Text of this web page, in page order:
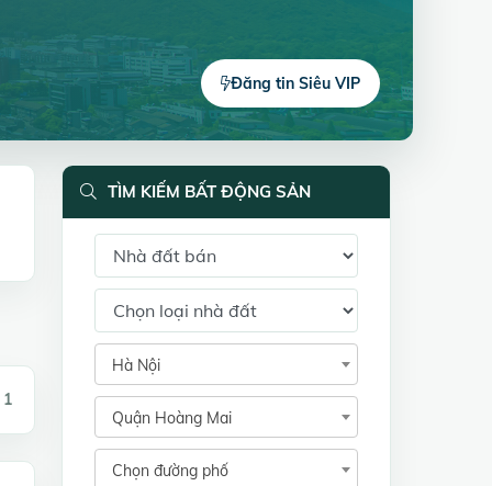
Đăng tin Siêu VIP
TÌM KIẾM BẤT ĐỘNG SẢN
Hà Nội
Quận Hoàng Mai
Chọn đường phố